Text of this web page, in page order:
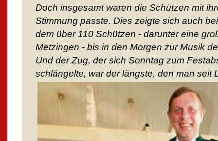
Doch insgesamt waren die Schützen mit
Stimmung passte. Dies zeigte sich auch
dem über 110 Schützen - darunter eine
Metzingen - bis in den Morgen zur Musik
Und der Zug, der sich Sonntag zum
schlängelte, war der längste, den man seit